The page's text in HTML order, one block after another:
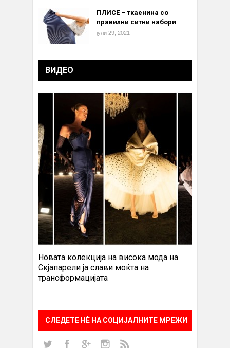
ПЛИСЕ – ткаенина со
правилни ситни набори
јули 29, 2021
ВИДЕО
Новата колекција на висока мода на
Скјапарели ја слави моќта на
трансформацијата
СЛЕДЕТЕ НÈ НА СОЦИЈАЛНИТЕ МРЕЖИ